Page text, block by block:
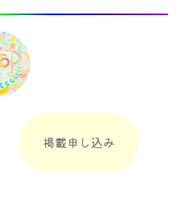
掲載申し込み